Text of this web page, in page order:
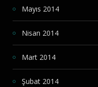
Mayıs 2014
Nisan 2014
Mart 2014
Şubat 2014